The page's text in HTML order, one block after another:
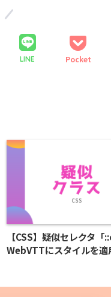
LINE Pocket
【CSS】疑似セレクタ「
WebVTTにスタイルを適